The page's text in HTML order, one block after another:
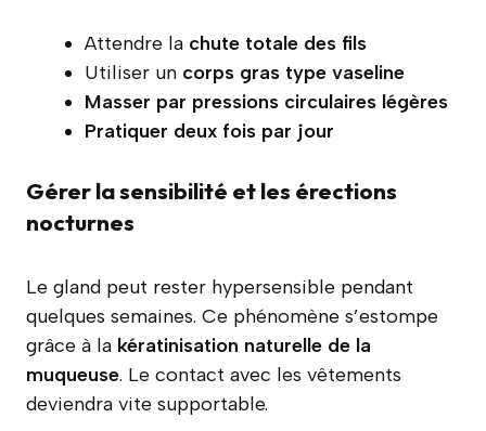
Attendre la chute totale des fils
Utiliser un corps gras type vaseline
Masser par pressions circulaires légères
Pratiquer deux fois par jour
Gérer la sensibilité et les érections
nocturnes
Le gland peut rester hypersensible pendant
quelques semaines. Ce phénomène s’estompe
grâce à la kératinisation naturelle de la
muqueuse. Le contact avec les vêtements
deviendra vite supportable.